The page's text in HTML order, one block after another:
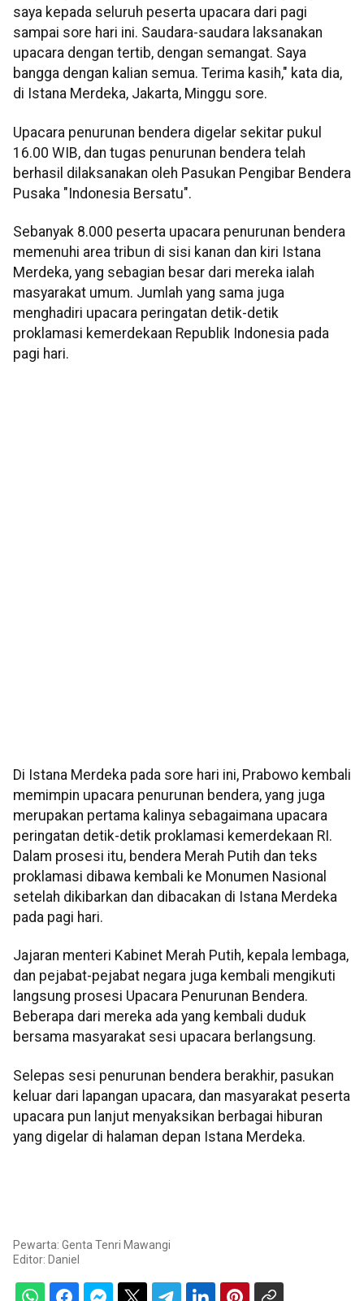
saya kepada seluruh peserta upacara dari pagi
sampai sore hari ini. Saudara-saudara laksanakan
upacara dengan tertib, dengan semangat. Saya
bangga dengan kalian semua. Terima kasih," kata dia,
di Istana Merdeka, Jakarta, Minggu sore.
Upacara penurunan bendera digelar sekitar pukul
16.00 WIB, dan tugas penurunan bendera telah
berhasil dilaksanakan oleh Pasukan Pengibar Bendera
Pusaka "Indonesia Bersatu".
Sebanyak 8.000 peserta upacara penurunan bendera
memenuhi area tribun di sisi kanan dan kiri Istana
Merdeka, yang sebagian besar dari mereka ialah
masyarakat umum. Jumlah yang sama juga
menghadiri upacara peringatan detik-detik
proklamasi kemerdekaan Republik Indonesia pada
pagi hari.
Di Istana Merdeka pada sore hari ini, Prabowo kembali
memimpin upacara penurunan bendera, yang juga
merupakan pertama kalinya sebagaimana upacara
peringatan detik-detik proklamasi kemerdekaan RI.
Dalam prosesi itu, bendera Merah Putih dan teks
proklamasi dibawa kembali ke Monumen Nasional
setelah dikibarkan dan dibacakan di Istana Merdeka
pada pagi hari.
Jajaran menteri Kabinet Merah Putih, kepala lembaga,
dan pejabat-pejabat negara juga kembali mengikuti
langsung prosesi Upacara Penurunan Bendera.
Beberapa dari mereka ada yang kembali duduk
bersama masyarakat sesi upacara berlangsung.
Selepas sesi penurunan bendera berakhir, pasukan
keluar dari lapangan upacara, dan masyarakat peserta
upacara pun lanjut menyaksikan berbagai hiburan
yang digelar di halaman depan Istana Merdeka.
Pewarta: Genta Tenri Mawangi
Editor: Daniel